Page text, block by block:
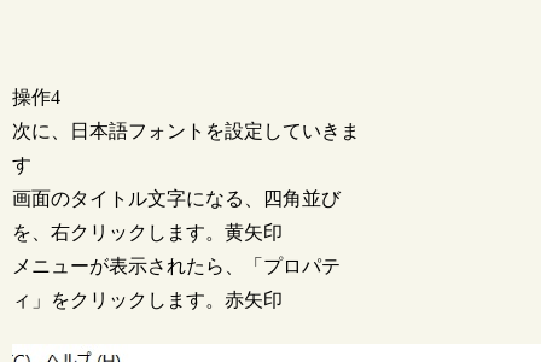
操作4
次に、日本語フォントを設定していきま
す
画面のタイトル文字になる、四角並び
を、右クリックします。黄矢印
メニューが表示されたら、「プロパテ
ィ」をクリックします。赤矢印